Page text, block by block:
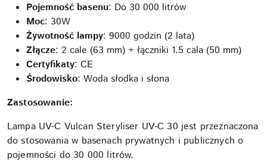
Pojemność basenu: Do 30 000 litrów
Moc: 30W
Żywotność lampy: 9000 godzin (2 lata)
Złącze: 2 cale (63 mm) + łączniki 1.5 cala (50 mm)
Certyfikaty: CE
Środowisko: Woda słodka i słona
Zastosowanie:
Lampa UV-C Vulcan Steryliser UV-C 30 jest przeznaczona
do stosowania w basenach prywatnych i publicznych o
pojemności do 30 000 litrów.